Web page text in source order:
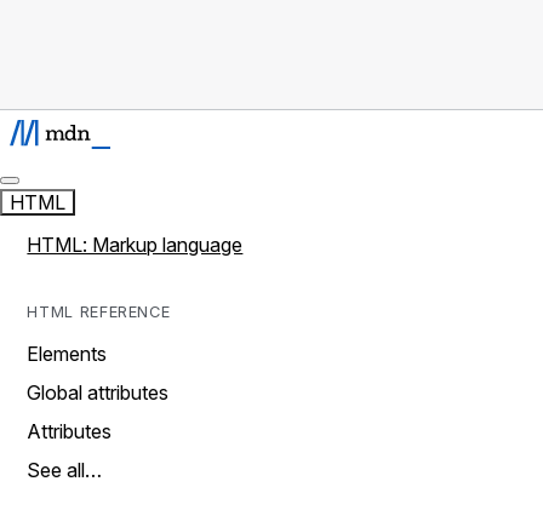
HTML
HTML: Markup language
HTML REFERENCE
Elements
Global attributes
Attributes
See all…